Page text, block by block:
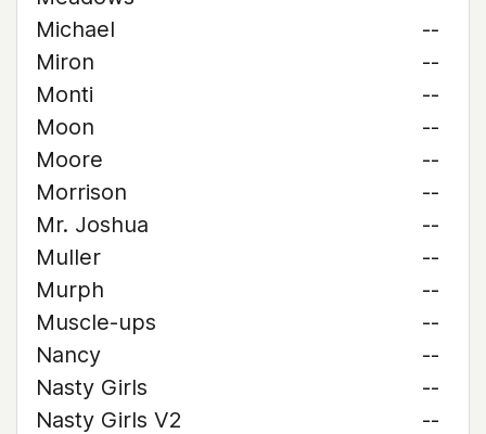
Michael
--
Miron
--
Monti
--
Moon
--
Moore
--
Morrison
--
Mr. Joshua
--
Muller
--
Murph
--
Muscle-ups
--
Nancy
--
Nasty Girls
--
Nasty Girls V2
--